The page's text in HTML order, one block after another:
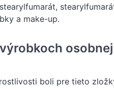
a make-up.
boli pre tieto